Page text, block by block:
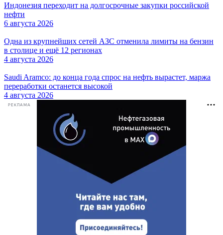
Индонезия переходит на долгосрочные закупки российской
нефти
6 августа 2026
Одна из крупнейших сетей АЗС отменила лимиты на бензин
в столице и ещё 12 регионах
4 августа 2026
Saudi Aramco: до конца года спрос на нефть вырастет, маржа
переработки останется высокой
4 августа 2026
РЕКЛАМА